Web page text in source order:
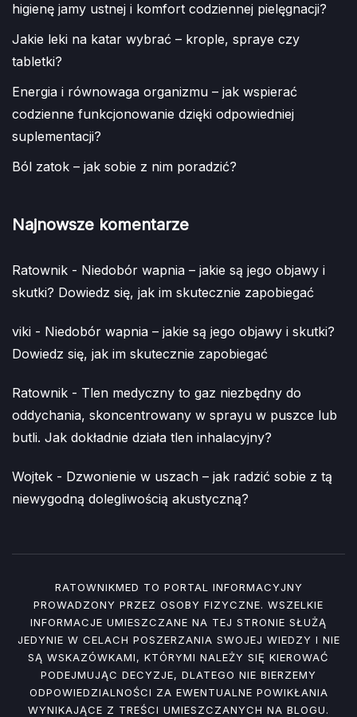
higienę jamy ustnej i komfort codziennej pielęgnacji?
Jakie leki na katar wybrać – krople, spraye czy
tabletki?
Energia i równowaga organizmu – jak wspierać
codzienne funkcjonowanie dzięki odpowiedniej
suplementacji?
Ból zatok – jak sobie z nim poradzić?
Najnowsze komentarze
Ratownik - Niedobór wapnia – jakie są jego objawy i
skutki? Dowiedz się, jak im skutecznie zapobiegać
viki - Niedobór wapnia – jakie są jego objawy i skutki?
Dowiedz się, jak im skutecznie zapobiegać
Ratownik - Tlen medyczny to gaz niezbędny do
oddychania, skoncentrowany w sprayu w puszce lub
butli. Jak dokładnie działa tlen inhalacyjny?
Wojtek - Dzwonienie w uszach – jak radzić sobie z tą
niewygodną dolegliwością akustyczną?
RATOWNIKMED TO PORTAL INFORMACYJNY
PROWADZONY PRZEZ OSOBY FIZYCZNE. WSZELKIE
INFORMACJE UMIESZCZANE NA TEJ STRONIE SŁUŻĄ
JEDYNIE W CELACH POSZERZANIA SWOJEJ WIEDZY I NIE
SĄ WSKAZÓWKAMI, KTÓRYMI NALEŻY SIĘ KIEROWAĆ
PODEJMUJĄC DECYZJE, DLATEGO NIE BIERZEMY
ODPOWIEDZIALNOŚCI ZA EWENTUALNE POWIKŁANIA
WYNIKAJĄCE Z TREŚCI UMIESZCZANYCH NA BLOGU.